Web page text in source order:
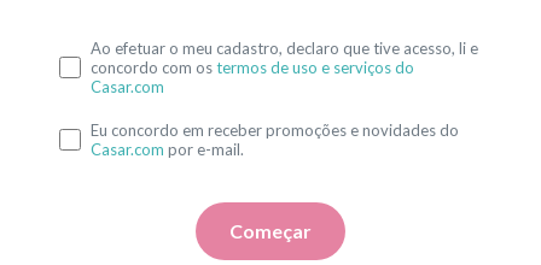
Ao efetuar o meu cadastro, declaro que tive acesso, li e
concordo com ostermos de uso e serviços do
Casar.com
Eu concordo em receber promoções e novidades do
Casar.com por e-mail.
Começar